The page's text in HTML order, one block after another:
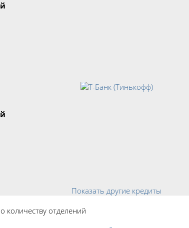
Показать другие кредиты
количеству отделений